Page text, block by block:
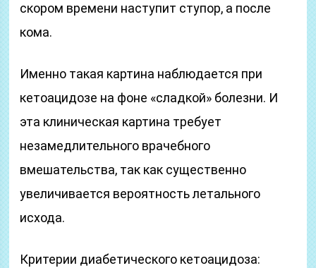
скором времени наступит ступор, а после
кома.
Именно такая картина наблюдается при
кетоацидозе на фоне «сладкой» болезни. И
эта клиническая картина требует
незамедлительного врачебного
вмешательства, так как существенно
увеличивается вероятность летального
исхода.
Критерии диабетического кетоацидоза: